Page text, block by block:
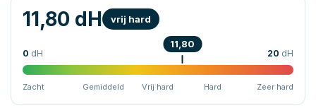
11,80 dH vrij hard
0 dH 20 dH
11,80
Zacht Gemiddeld Vrij hard Hard Zeer hard